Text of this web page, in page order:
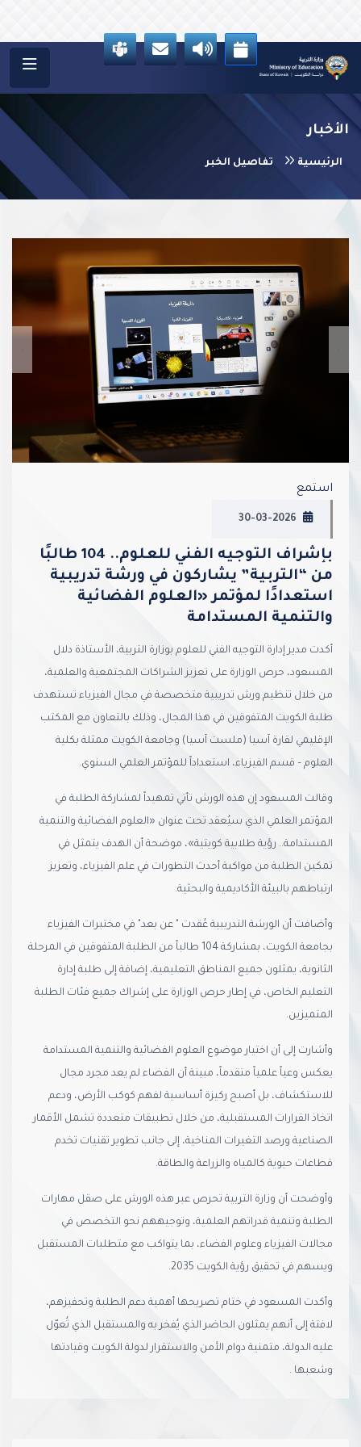
الأخبار
الرئيسية تفاصيل الخبر
استمع
30-03-2026
بإشراف التوجيه الفني للعلوم.. 104 طالبًا
من “التربية” يشاركون في ورشة تدريبية
استعدادًا لمؤتمر «العلوم الفضائية
والتنمية المستدامة
أكدت مدير إدارة التوجيه الفني للعلوم بوزارة التربية، الأستاذة دلال
المسعود، حرص الوزارة على تعزيز الشراكات المجتمعية والعلمية،
من خلال تنظيم ورش تدريبية متخصصة في مجال الفيزياء تستهدف
طلبة الكويت المتفوقين في هذا المجال، وذلك بالتعاون مع المكتب
الإقليمي لقارة آسيا (ملست آسيا) وجامعة الكويت ممثلة بكلية
العلوم – قسم الفيزياء، استعداداً للمؤتمر العلمي السنوي.
وقالت المسعود إن هذه الورش تأتي تمهيداً لمشاركة الطلبة في
المؤتمر العلمي الذي سيُعقد تحت عنوان «العلوم الفضائية والتنمية
المستدامة.. رؤية طلابية كويتية»، موضحة أن الهدف يتمثل في
تمكين الطلبة من مواكبة أحدث التطورات في علم الفيزياء، وتعزيز
ارتباطهم بالبيئة الأكاديمية والبحثية.
وأضافت أن الورشة التدريبية عُقدت " عن بعد" في مختبرات الفيزياء
بجامعة الكويت، بمشاركة 104 طالباً من الطلبة المتفوقين في المرحلة
الثانوية، يمثلون جميع المناطق التعليمية، إضافة إلى طلبة إدارة
التعليم الخاص، في إطار حرص الوزارة على إشراك جميع فئات الطلبة
المتميزين.
وأشارت إلى أن اختيار موضوع العلوم الفضائية والتنمية المستدامة
يعكس وعياً علمياً متقدماً، مبينة أن الفضاء لم يعد مجرد مجال
للاستكشاف، بل أصبح ركيزة أساسية لفهم كوكب الأرض، ودعم
اتخاذ القرارات المستقبلية، من خلال تطبيقات متعددة تشمل الأقمار
الصناعية ورصد التغيرات المناخية، إلى جانب تطوير تقنيات تخدم
قطاعات حيوية كالمياه والزراعة والطاقة.
وأوضحت أن وزارة التربية تحرص عبر هذه الورش على صقل مهارات
الطلبة وتنمية قدراتهم العلمية، وتوجيههم نحو التخصص في
مجالات الفيزياء وعلوم الفضاء، بما يتواكب مع متطلبات المستقبل
ويسهم في تحقيق رؤية الكويت 2035.
وأكدت المسعود في ختام تصريحها أهمية دعم الطلبة وتحفيزهم،
لافتة إلى أنهم يمثلون الحاضر الذي يُفخر به والمستقبل الذي تُعوّل
عليه الدولة، متمنية دوام الأمن والاستقرار لدولة الكويت وقيادتها
وشعبها .